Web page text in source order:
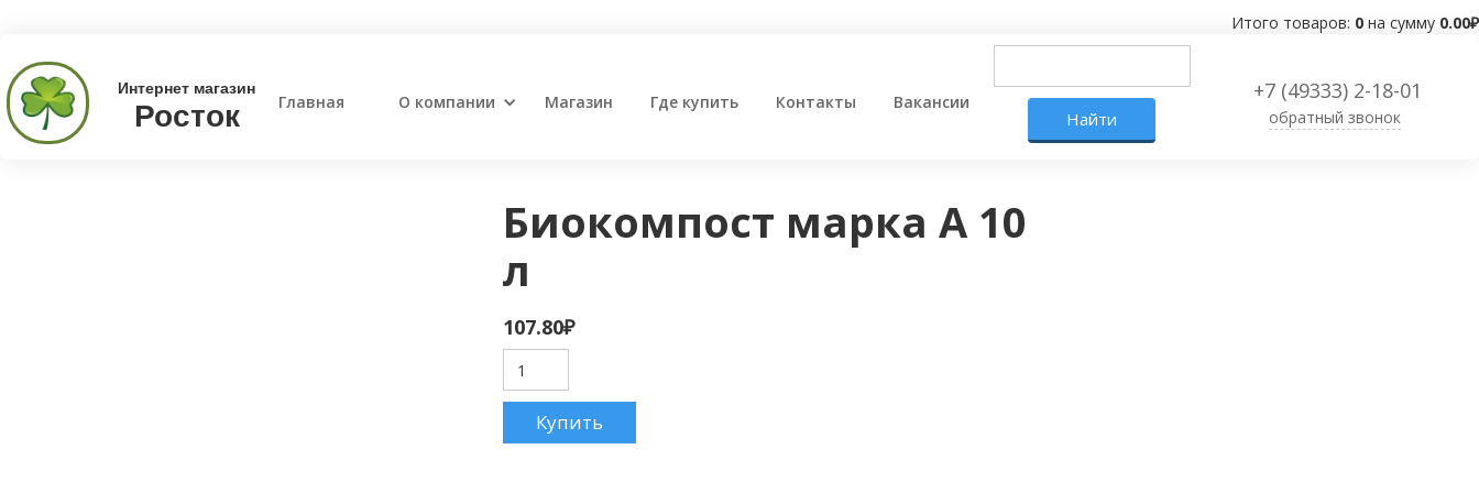
Итого товаров: 0 на сумму 0.00₽
Интернет магазин
Росток Главная О компании Магазин Где купить Контакты Вакансии +7 (49333) 2-18-01
обратный звонок
Биокомпост марка А 10
л
107.80₽